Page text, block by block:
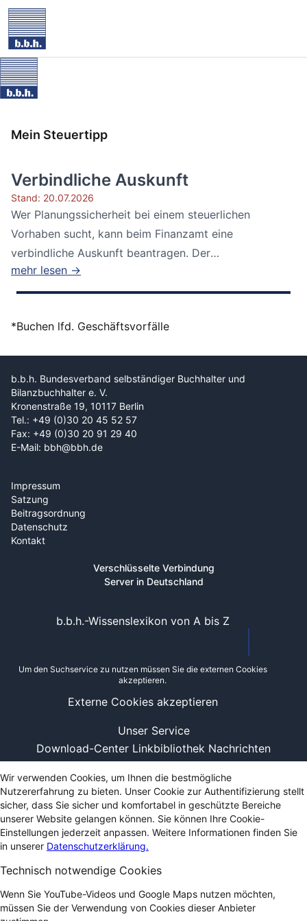
Mein Steuertipp
Verbindliche Auskunft
Stand: 20.07.2026
Wer Planungssicherheit bei einem steuerlichen
Vorhaben sucht, kann beim Finanzamt eine
verbindliche Auskunft beantragen. Der
Bundesfinanzhof...
mehr lesen →
*Buchen lfd. Geschäftsvorfälle
b.b.h. Bundesverband selbständiger Buchhalter und
Bilanzbuchhalter e. V.
Kronenstraße 19, 10117 Berlin
Tel.: +49 (0)30 20 45 52 57
Fax: +49 (0)30 20 91 29 40
E-Mail: bbh@bbh.de
Impressum
Satzung
Beitragsordnung
Datenschutz
Kontakt
Verschlüsselte Verbindung
Server in Deutschland
Unser Service
Download-Center Linkbibliothek Nachrichten
b.b.h.-Wissenslexikon von A bis Z
Um den Suchservice zu nutzen müssen Sie die externen Cookies
akzeptieren.
Externe Cookies akzeptieren
Wir verwenden Cookies, um Ihnen die bestmögliche
Nutzererfahrung zu bieten. Unser Cookie zur Authentifizierung stellt
sicher, dass Sie sicher und komfortabel in geschützte Bereiche
unserer Website gelangen können. Sie können Ihre Cookie-
Einstellungen jederzeit anpassen. Weitere Informationen finden Sie
in unserer Datenschutzerklärung.
Technisch notwendige Cookies
Wenn Sie YouTube-Videos und Google Maps nutzen möchten,
müssen Sie der Verwendung von Cookies dieser Anbieter